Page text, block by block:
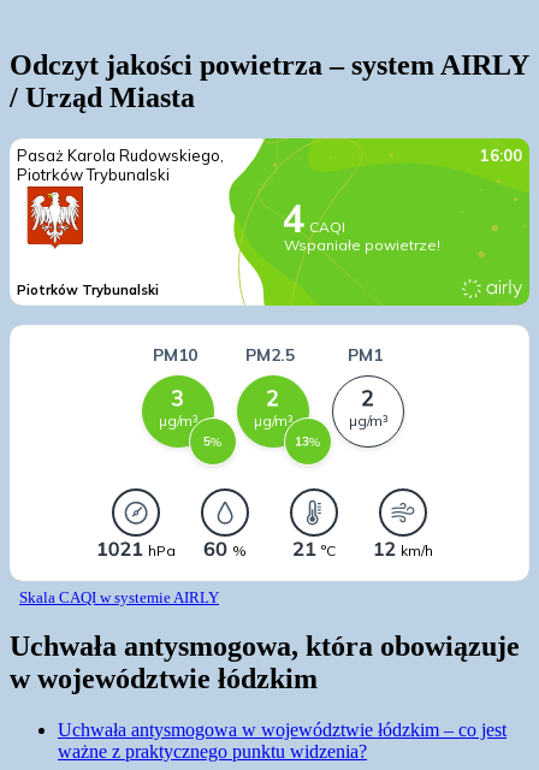
Odczyt jakości powietrza – system AIRLY
/ Urząd Miasta
Skala CAQI w systemie AIRLY
Uchwała antysmogowa, która obowiązuje
w województwie łódzkim
Uchwała antysmogowa w województwie łódzkim – co jest
ważne z praktycznego punktu widzenia?